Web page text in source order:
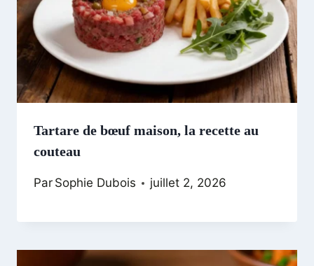
Tartare de bœuf maison, la recette au
couteau
Par Sophie Dubois juillet 2, 2026